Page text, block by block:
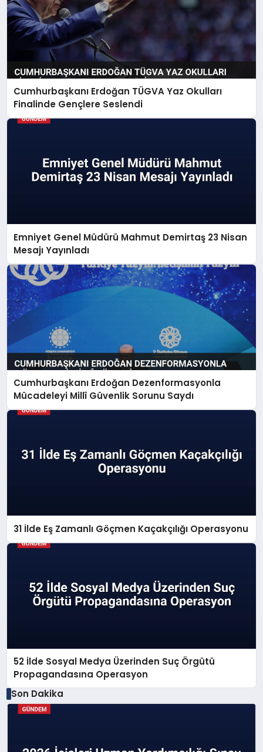
Cumhurbaşkanı Erdoğan TÜGVA Yaz Okulları
Finalinde Gençlere Seslendi
Emniyet Genel Müdürü Mahmut Demirtaş 23 Nisan
Mesajı Yayınladı
Cumhurbaşkanı Erdoğan Dezenformasyonla
Mücadeleyi Millî Güvenlik Sorunu Saydı
31 İlde Eş Zamanlı Göçmen Kaçakçılığı Operasyonu
52 İlde Sosyal Medya Üzerinden Suç Örgütü
Propagandasına Operasyon
Son Dakika